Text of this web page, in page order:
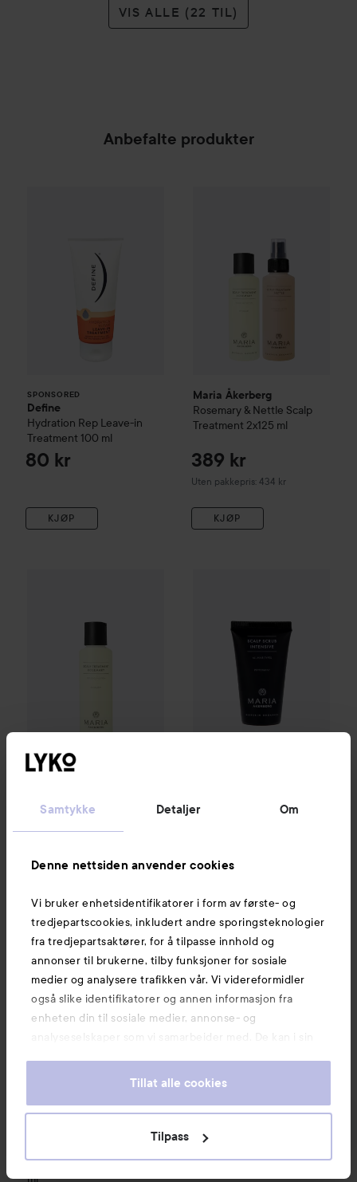
Samtykke Detaljer Om
Denne nettsiden anvender cookies
Vi bruker enhetsidentifikatorer i form av første- og
tredjepartscookies, inkludert andre sporingsteknologier
fra tredjepartsaktører, for å tilpasse innhold og
annonser til brukerne, tilby funksjoner for sosiale
medier og analysere trafikken vår. Vi videreformidler
også slike identifikatorer og annen informasjon fra
enheten din til sosiale medier, annonse- og
analyseselskaper som vi samarbeider med. De kan i sin
informasjon som du har oppgitt eller som de har samlet
våre cookies ved å fortsette å bruke nettsiden vår. For
informasjon om hvordan du kan endre innstillingene for
Tillat alle cookies
Tilpass
VIS ALLE (22 TIL)
Anbefalte produkter
SPONSORED
Define
Hydration Rep Leave-in
Treatment 100 ml
80 kr
KJØP
Maria Åkerberg
Rosemary & Nettle Scalp
Treatment 2x125 ml
389 kr
Uten pakkepris: 434 kr
KJØP
125 ml
189 kr
Hair Conditioner Nettle250
ml
Maria ÅkerbergHair Conditioner Nettle250 ml
Kampanje 33%
Kampanje 33%IDA WARG